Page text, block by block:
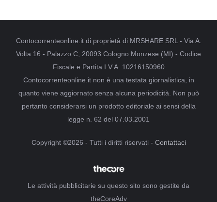
Contocorrenteonline.it di proprietà di MRSHARE SRL - Via A.
Volta 16 - Palazzo C, 20093 Cologno Monzese (MI) - Codice
Fiscale e Partita I.V.A. 10216150960
Contocorrenteonline.it non è una testata giornalistica, in
quanto viene aggiornato senza alcuna periodicità. Non può
pertanto considerarsi un prodotto editoriale ai sensi della
legge n. 62 del 07.03.2001
Copyright ©2026 - Tutti i diritti riservati - Contattaci
Le attività pubblicitarie su questo sito sono gestite da
theCoreAdv